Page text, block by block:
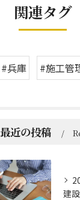
関連タグ
#兵庫 #施工管
最近の投稿